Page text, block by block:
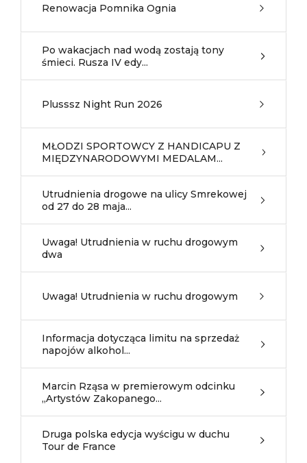
Renowacja Pomnika Ognia
Po wakacjach nad wodą zostają tony
śmieci. Rusza IV edy...
Plusssz Night Run 2026
MŁODZI SPORTOWCY Z HANDICAPU Z
MIĘDZYNARODOWYMI MEDALAM...
Utrudnienia drogowe na ulicy Smrekowej
od 27 do 28 maja...
Uwaga! Utrudnienia w ruchu drogowym
dwa
Uwaga! Utrudnienia w ruchu drogowym
Informacja dotycząca limitu na sprzedaż
napojów alkohol...
Marcin Rząsa w premierowym odcinku
„Artystów Zakopanego...
Druga polska edycja wyścigu w duchu
Tour de France